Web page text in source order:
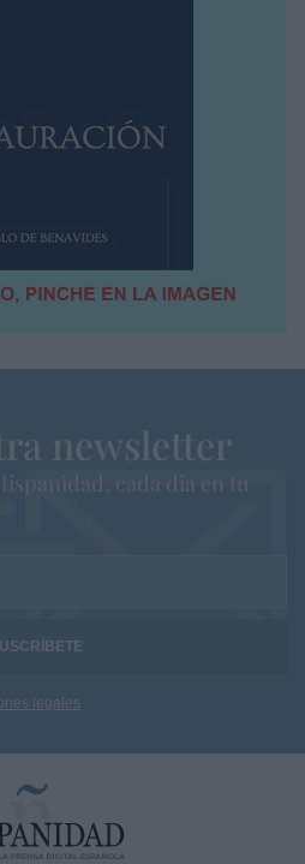
newsletter
cada dia en tu
legales